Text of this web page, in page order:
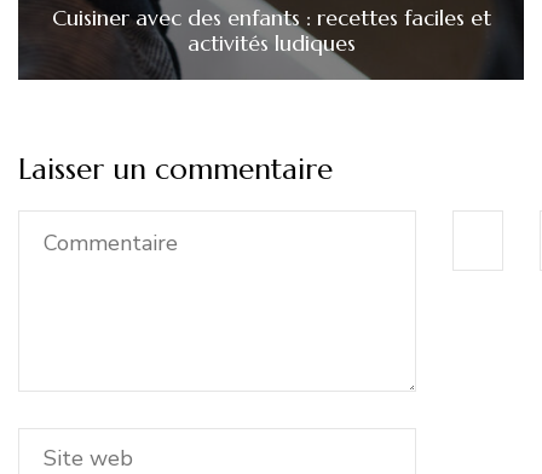
Cuisiner avec des enfants : recettes faciles et
activités ludiques
Laisser un commentaire